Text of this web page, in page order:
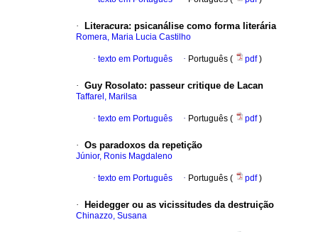
· Literacura: psicanálise como forma literária
Romera, Maria Lucia Castilho
· texto em Português · Português ( pdf)
· Guy Rosolato: passeur critique de Lacan
Taffarel, Marilsa
· texto em Português · Português ( pdf)
· Os paradoxos da repetição
Júnior, Ronis Magdaleno
· texto em Português · Português ( pdf)
· Heidegger ou as vicissitudes da destruição
Chinazzo, Susana